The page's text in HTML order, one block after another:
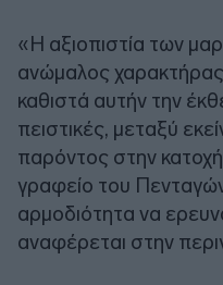
«Η αξιοπιστία των
ανώμαλος
καθιστά αυτήν την
πειστικές, μεταξύ
παρόντος στην
γραφείο του
αρμοδιότητα να
αναφέρεται στην